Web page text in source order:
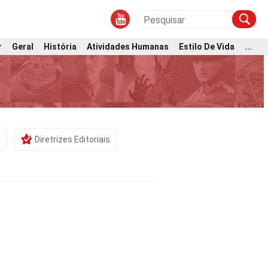
Geral História Atividades Humanas Estilo De Vida ...
Diretrizes Editoriais